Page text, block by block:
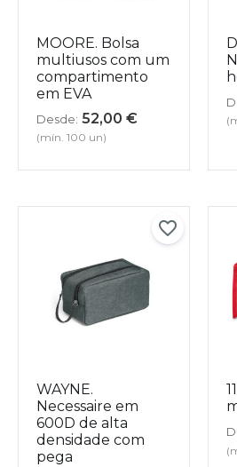
MOORE. Bolsa
multiusos com um
compartimento
em EVA
Desde: 52,00 €
(mín. 100 un)
WAYNE.
Necessaire em
600D de alta
densidade com
pega